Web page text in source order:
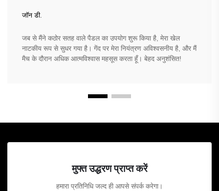
जॉन डी.
जब से मैंने कठोर सतह वाले पैडल का उपयोग शुरू किया है, मेरा खेल
नाटकीय रूप से सुधर गया है। गेंद पर मेरा नियंत्रण अविश्वसनीय है, और मैं
मैच के दौरान अधिक आत्मविश्वास महसूस करता हूँ। बेहद अनुशंसित!
मुफ्त उद्धरण प्राप्त करें
हमारा प्रतिनिधि जल्द ही आपसे संपर्क करेगा।